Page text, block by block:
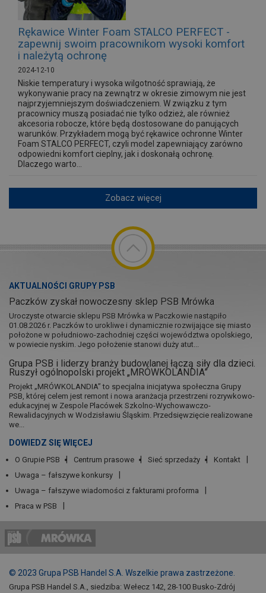
Rękawice Winter Foam STALCO PERFECT -
zapewnij swoim pracownikom wysoki komfort
i należytą ochronę
2024-12-10
Niskie temperatury i wysoka wilgotność sprawiają, że
wykonywanie pracy na zewnątrz w okresie zimowym nie jest
najprzyjemniejszym doświadczeniem. W związku z tym
pracownicy muszą posiadać nie tylko odzież, ale również
akcesoria robocze, które będą dostosowane do panujących
warunków. Przykładem mogą być rękawice ochronne Winter
Foam STALCO PERFECT, czyli model zapewniający zarówno
odpowiedni komfort cieplny, jak i doskonałą ochronę.
Dlaczego warto...
Zobacz więcej
AKTUALNOŚCI GRUPY PSB
Paczków zyskał nowoczesny sklep PSB Mrówka
Uroczyste otwarcie sklepu PSB Mrówka w Paczkowie nastąpiło
01.08.2026 r. Paczków to urokliwe i dynamicznie rozwijające się miasto
położone w południowo-zachodniej części województwa opolskiego,
w powiecie nyskim. Jego położenie stanowi duży atut...
Grupa PSB i liderzy branży budowlanej łączą siły dla dzieci.
Ruszył ogólnopolski projekt „MRÓWKOLANDIA”
Projekt „MRÓWKOLANDIA” to specjalna inicjatywa społeczna Grupy
PSB, której celem jest remont i nowa aranżacja przestrzeni rozrywkowo-
edukacyjnej w Zespole Placówek Szkolno-Wychowawczo-
Rewalidacyjnych w Wodzisławiu Śląskim. Przedsięwzięcie realizowane
we...
DOWIEDZ SIĘ WIĘCEJ
O Grupie PSB Centrum prasowe Sieć sprzedaży
Kontakt
Uwaga – fałszywe konkursy
Uwaga – fałszywe wiadomości z fakturami proforma
Praca w PSB
© 2023 Grupa PSB Handel S.A. Wszelkie prawa zastrzeżone.
Grupa PSB Handel S.A., siedziba: Wełecz 142, 28-100 Busko-Zdrój